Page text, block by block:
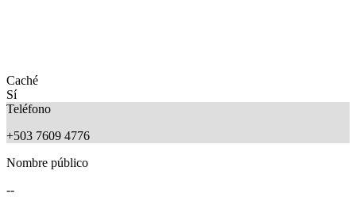
Caché
Sí
Teléfono
+503 7609 4776
Nombre público
--